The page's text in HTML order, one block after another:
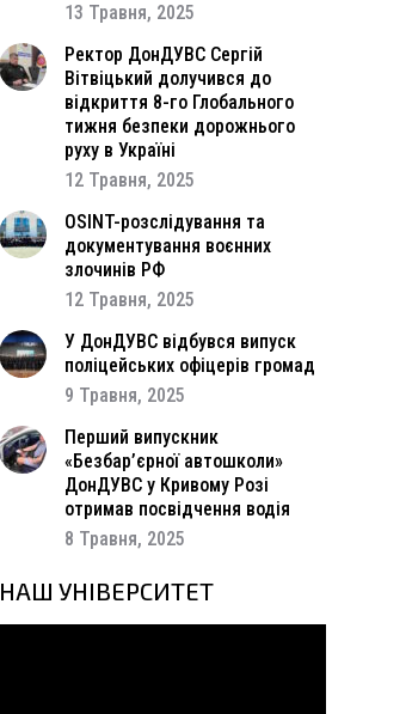
13 Травня, 2025
Ректор ДонДУВС Сергій
Вітвіцький долучився до
відкриття 8-го Глобального
тижня безпеки дорожнього
руху в Україні
12 Травня, 2025
OSINT-розслідування та
документування воєнних
злочинів РФ
12 Травня, 2025
У ДонДУВС відбувся випуск
поліцейських офіцерів громад
9 Травня, 2025
Перший випускник
«Безбар’єрної автошколи»
ДонДУВС у Кривому Розі
отримав посвідчення водія
8 Травня, 2025
НАШ УНІВЕРСИТЕТ